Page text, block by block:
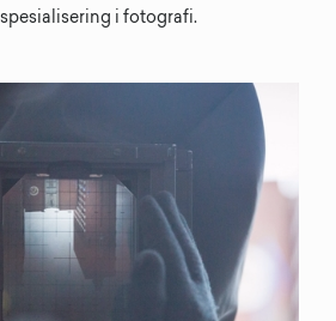
i fotografi.